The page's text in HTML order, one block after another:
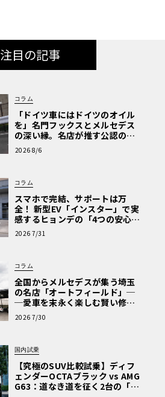
注目の記事
コラム
「ドイツ車にはドイツのオイル
を」名門フックスとメルセデス
の深い縁。名店が推す公認の安
心と、Cクラスで味わうシルキー
な走り〈PR〉
2026 8/6
コラム
スマホで完結、サポートは万
全！ 新型EV「インスター」で実
感するヒョンデの「4つの安心」
【第1回・ヒョンデ6つの疑問：
Why? Hyundai?】〈PR〉
2026 7/31
コラム
全国からメルセデスが集う埼玉
の名店「オートフィールド」─
─愛車を末永く楽しむ賢い修理
術と、プロがフックス製オイル
を選ぶ理由〈PR〉
2026 7/30
国内試乗
【究極のSUV比較試乗】ディフ
ェンダーOCTAブラック vs AMG
G63：道なき道を征く2台の「対